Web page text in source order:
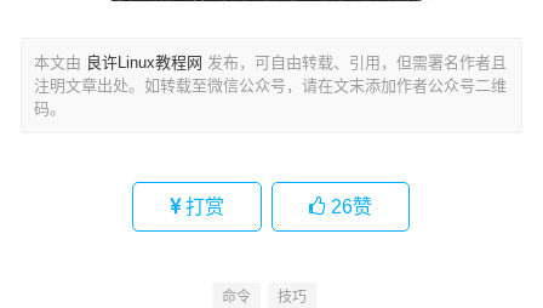
本文由 良许Linux教程网 发布，可自由转载、引用，但需署名作者且
注明文章出处。如转载至微信公众号，请在文末添加作者公众号二维
码。
打赏 26赞
命令 技巧